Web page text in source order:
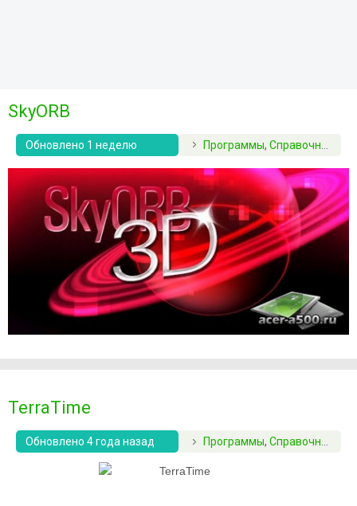
SkyORB
Обновлено 1 неделю
назад
Программы, Справочники
TerraTime
Обновлено 4 года назад Программы, Справочники